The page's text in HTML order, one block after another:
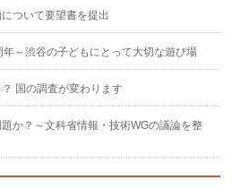
ついて要望書を提出
～渋谷の子どもにとって大切な遊び場
国の調査が変わります
か？～文科省情報・技術WGの議論を整